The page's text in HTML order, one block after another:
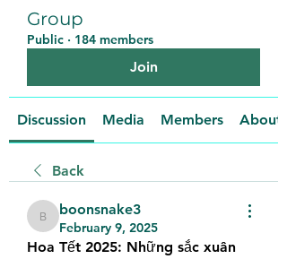
Group
Public · 184 members
Join
Discussion Media Members About
Back
boonsnake3
boonsnake3
February 9, 2025
Hoa Tết 2025: Những sắc xuân